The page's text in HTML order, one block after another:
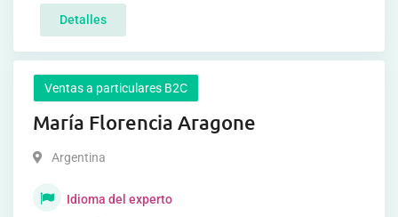
Detalles
Ventas a particulares B2C
María Florencia Aragone
Argentina
Idioma del experto